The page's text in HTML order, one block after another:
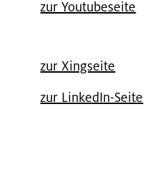
zur You­tube­sei­te
zur Xing­sei­te
zur Lin­kedIn-Seite